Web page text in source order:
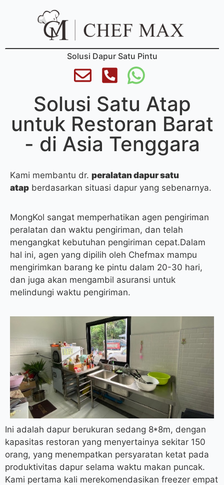
Solusi Dapur Satu Pintu
Solusi Satu Atap
untuk Restoran Barat
- di Asia Tenggara
Kami membantu dr. peralatan dapur satu
atap berdasarkan situasi dapur yang sebenarnya.
MongKol sangat memperhatikan agen pengiriman
peralatan dan waktu pengiriman, dan telah
mengangkat kebutuhan pengiriman cepat.Dalam
hal ini, agen yang dipilih oleh Chefmax mampu
mengirimkan barang ke pintu dalam 20-30 hari,
dan juga akan mengambil asuransi untuk
melindungi waktu pengiriman.
Ini adalah dapur berukuran sedang 8*8m, dengan
kapasitas restoran yang menyertainya sekitar 150
orang, yang menempatkan persyaratan ketat pada
produktivitas dapur selama waktu makan puncak.
Kami pertama kali merekomendasikan freezer empat